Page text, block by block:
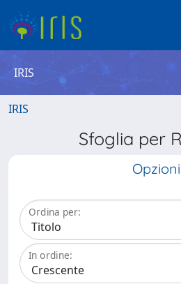
IRIS
IRIS
Sfoglia per
Opzioni
Ordina per:
In ordine: